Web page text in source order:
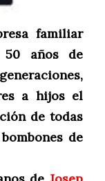
familiar
50 años de
a hijos el
de todas
de